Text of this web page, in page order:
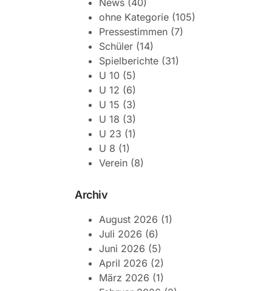
ohne Kategorie (105)
Pressestimmen (7)
Schüler (14)
Spielberichte (31)
U 10 (5)
U 12 (6)
U 15 (3)
U 18 (3)
U 23 (1)
U 8 (1)
Verein (8)
Archiv
August 2026 (1)
Juli 2026 (6)
Juni 2026 (5)
April 2026 (2)
März 2026 (1)